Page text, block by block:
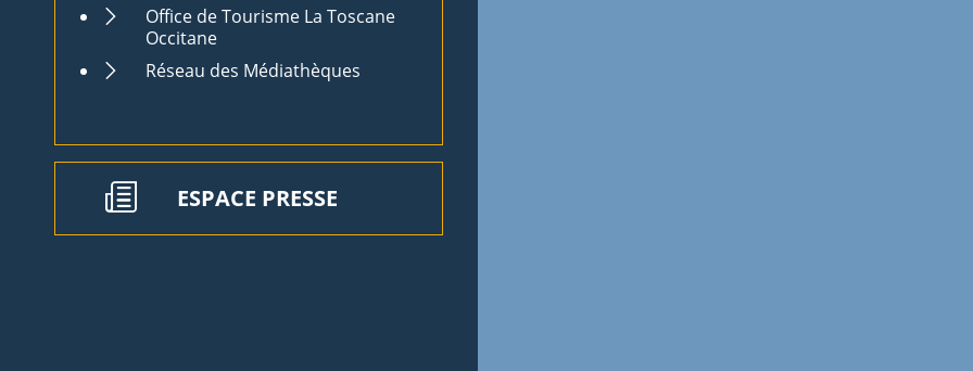
Office de Tourisme La Toscane
Occitane
Réseau des Médiathèques
ESPACE PRESSE